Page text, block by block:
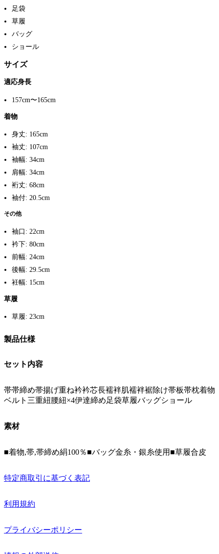
足袋
草履
バッグ
ショール
サイズ
適応身長
157cm〜165cm
着物
身丈: 165cm
袖丈: 107cm
袖幅: 34cm
肩幅: 34cm
裄丈: 68cm
袖付: 20.5cm
その他
袖口: 22cm
衿下: 80cm
前幅: 24cm
後幅: 29.5cm
衽幅: 15cm
草履
草履: 23cm
製品仕様
セット内容
帯帯締め帯揚げ重ね衿衿芯長襦袢肌襦袢裾除け帯板帯枕着物
ベルト三重紐腰紐×4伊達締め足袋草履バッグショール
素材
■着物,帯,帯締め絹100％■バッグ金糸・銀糸使用■草履合皮
特定商取引に基づく表記
利用規約
プライバシーポリシー